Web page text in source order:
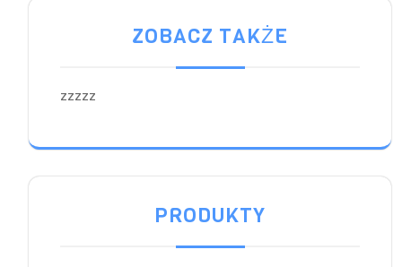
ZOBACZ TAKŻE
zzzzz
PRODUKTY